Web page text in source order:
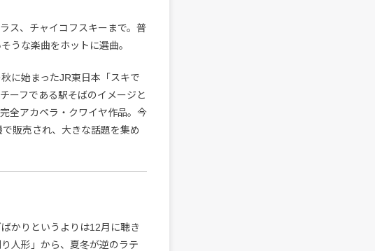
ス、チャイコフスキーまで。普
うな楽曲をホットに選曲。
に始まったJR東日本「スキで
ーフである駅そばのイメージと
全アカペラ・クワイヤ作品。今
販売され、大きな話題を集め
かりというよりは12月に聴き
人形」から、夏冬が逆のラテ